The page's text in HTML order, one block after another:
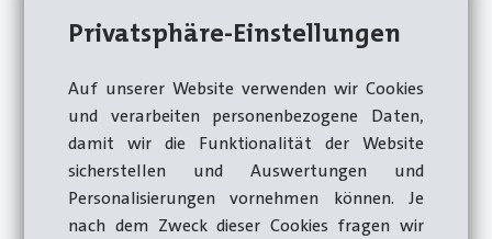
Privatsphäre-Einstellungen
Auf unserer Website verwenden wir Cookies
und verarbeiten personenbezogene Daten,
damit wir die Funktionalität der Website
sicherstellen und Auswertungen und
Personalisierungen vornehmen können. Je
nach dem Zweck dieser Cookies fragen wir
05.05.2026
Ein Jahr Montagewerk Birsfelden –
erfolgreiche Weiterentwicklung einer
langen Tradition